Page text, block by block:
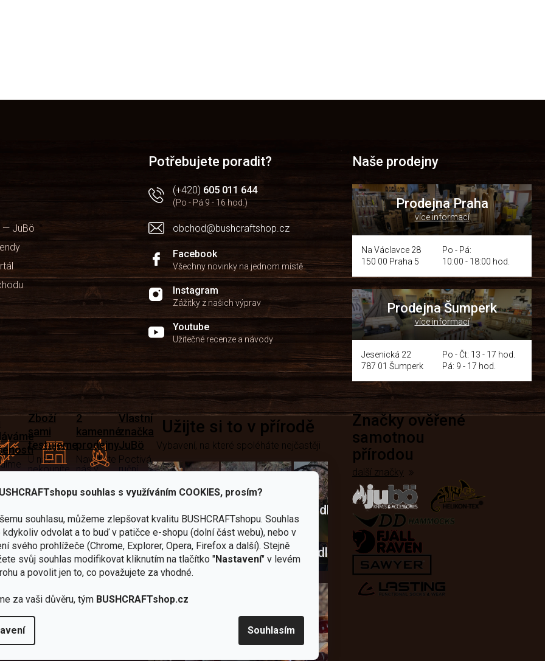
souhlas s využíváním COOKIES, prosím?
souhlasu, můžeme zlepšovat kvalitu BUSHCRAFTshopu. Souhlas
kdykoliv odvolat a to buď v patičce e-shopu (dolní část webu), nebo v
svého prohlížeče (Chrome, Explorer, Opera, Firefox a další). Stejně
svůj souhlas modifikovat kliknutím na tlačítko "Nastavení" v levém
a povolit jen to, co považujete za vhodné.
za vaši důvěru, tým BUSHCRAFTshop.cz
Souhlasím
— JuBö
Potřebujete poradit?
(+420) 605 011 644
(Po - Pá 9 - 16 hod.)
obchod@bushcraftshop.cz
Facebook
Všechny novinky na jednom místě
Instagram
Zážitky z našich výprav
Youtube
Užitečné recenze a návody
Naše prodejny
Prodejna Praha
více informací
Na Václavce 28
150 00 Praha 5
Po - Pá:
10:00 - 18:00 hod.
Prodejna Šumperk
více informací
Jesenická 22
787 01 Šumperk
Po - Čt: 13 - 17 hod.
Pá: 9 - 17 hod.
Zboží
sami
testujeme
U nás
nekoupíte
pytli“
2
kamenné
prodejny
Navštivte
nás v
Šumperku
Vlastní
značka
JuBö
Poctivá
ruční
v ČR
skvělé výhody
Užijte si to v přírodě
Vybavení, na které spoléháte nejčastěji
NožeSekery
a
kartušeNádobí
Křesadla
škrtadla
Bundy
Značky ověřené
samotnou
přírodou
další značky